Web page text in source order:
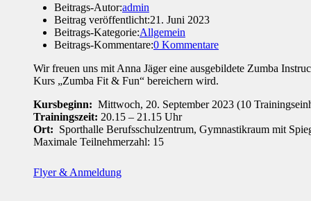
Beitrags-Autor:admin
Beitrag veröffentlicht:21. Juni 2023
Beitrags-Kategorie:Allgemein
Beitrags-Kommentare:0 Kommentare
Wir freuen uns mit Anna Jäger eine ausgebildete Zumba
Kurs „Zumba Fit & Fun“ bereichern wird.
Kursbeginn: Mittwoch, 20. September 2023 (10
Trainingszeit: 20.15 – 21.15 Uhr
Ort: Sporthalle Berufsschulzentrum, Gymnastikraum mit
Maximale Teilnehmerzahl: 15
Flyer & Anmeldung